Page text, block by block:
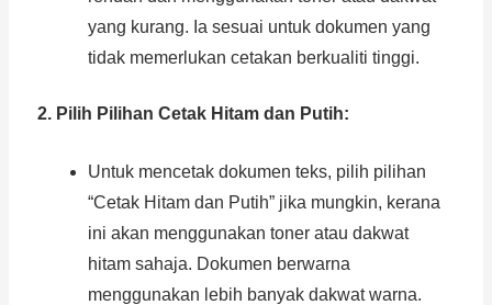
yang kurang. Ia sesuai untuk dokumen yang
tidak memerlukan cetakan berkualiti tinggi.
2. Pilih Pilihan Cetak Hitam dan Putih:
Untuk mencetak dokumen teks, pilih pilihan
“Cetak Hitam dan Putih” jika mungkin, kerana
ini akan menggunakan toner atau dakwat
hitam sahaja. Dokumen berwarna
menggunakan lebih banyak dakwat warna.